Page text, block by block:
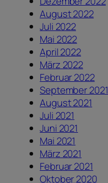
August 2022
Juli 2022
Mai 2022
April 2022
März 2022
Februar 2022
September 2021
August 2021
Juli 2021
Juni 2021
Mai 2021
März 2021
Februar 2021
Oktober 2020